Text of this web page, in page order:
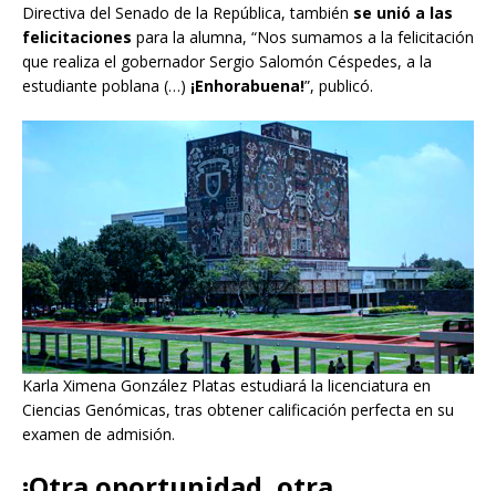
Directiva del Senado de la República, también se unió a las
felicitaciones para la alumna, “Nos sumamos a la felicitación
que realiza el gobernador Sergio Salomón Céspedes, a la
estudiante poblana (…) ¡Enhorabuena!”, publicó.
Karla Ximena González Platas estudiará la licenciatura en
Ciencias Genómicas, tras obtener calificación perfecta en su
examen de admisión.